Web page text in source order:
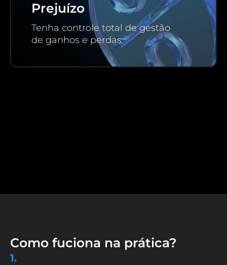
Prejuízo
Tenha controle total de gestão
de ganhos e perdas.
Como fuciona na prática?
1.